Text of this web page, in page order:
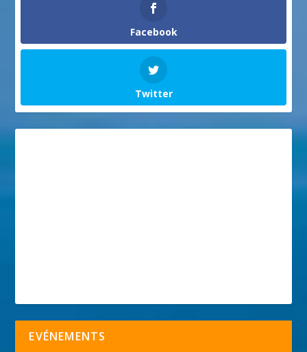
Facebook
Twitter
EVÉNEMENTS